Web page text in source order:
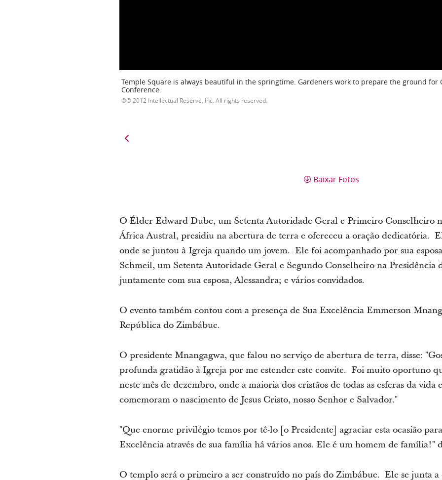
Temple Square is always beautiful in the springtime. Gardeners work to prepare the ground for
Conference.
© 2012 Intellectual Reserve, Inc. All rights reserved.
Baixar Fotos
O Élder Edward Dube, um Setenta Autoridade Geral e Primeiro Conselheiro
África Austral, presidiu na abertura de terra e ofereceu a oração dedicatória.
onde se juntou à Igreja quando um jovem. Ele foi acompanhado por sua
Schmeil, um Setenta Autoridade Geral e Segundo Conselheiro na Presidência
juntamente com sua esposa, Alessandra; e vários convidados.
O evento também contou com a presença de Sua Excelência Emmerson
República do Zimbábue.
O presidente Mnangagwa, que falou no serviço de abertura de terra, disse:
profunda gratidão à Igreja por me estender este convite. Foi muito oportuno
neste mês de dezembro, onde a maioria dos cristãos de todas as esferas da vida
comemoram o nascimento de Jesus Cristo, nosso Senhor e Salvador."
"Que enorme privilégio temos por tê-lo [o Presidente] agraciar esta ocasião
Excelência através de sua família há vários anos. Ele é um homem de família!"
O templo será o primeiro a ser construído no país do Zimbábue. Ele se junta